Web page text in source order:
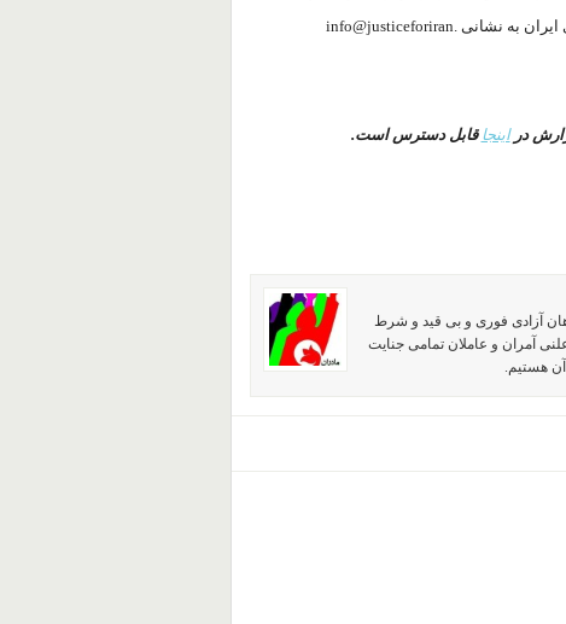
ایران به نشانی info@justiceforiran.
در اینجا قابل دسترس است.
آزادی فوری و بی قید و شرط
آمران و عاملان تمامی جنایت
هستیم.